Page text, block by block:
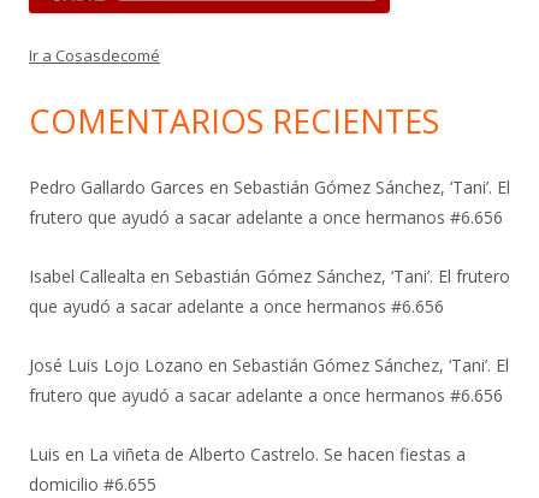
Ir a Cosasdecomé
COMENTARIOS RECIENTES
Pedro Gallardo Garces en Sebastián Gómez Sánchez, ‘Tani’. El
frutero que ayudó a sacar adelante a once hermanos #6.656
Isabel Callealta en Sebastián Gómez Sánchez, ‘Tani’. El frutero
que ayudó a sacar adelante a once hermanos #6.656
José Luis Lojo Lozano en Sebastián Gómez Sánchez, ‘Tani’. El
frutero que ayudó a sacar adelante a once hermanos #6.656
Luis en La viñeta de Alberto Castrelo. Se hacen fiestas a
domicilio #6.655